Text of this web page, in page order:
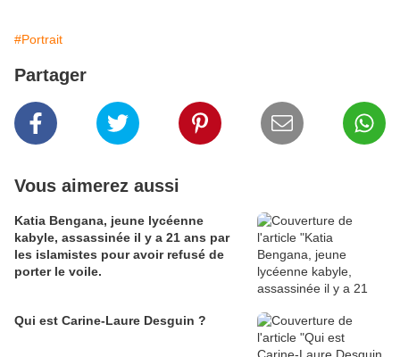
#Portrait
Partager
Vous aimerez aussi
Katia Bengana, jeune lycéenne
kabyle, assassinée il y a 21 ans par
les islamistes pour avoir refusé de
porter le voile.
Qui est Carine-Laure Desguin ?